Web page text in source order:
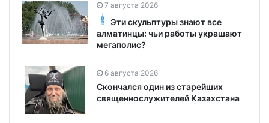
7 августа 2026
Эти скульптуры знают все
алматинцы: чьи работы украшают
мегаполис?
6 августа 2026
Скончался один из старейших
священнослужителей Казахстана